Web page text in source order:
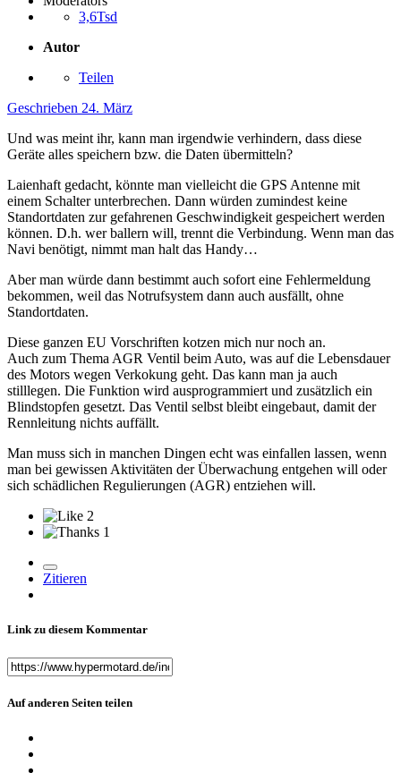
3,6Tsd
Autor
Teilen
Geschrieben 24. März
Und was meint ihr, kann man irgendwie verhindern, dass diese
Geräte alles speichern bzw. die Daten übermitteln?
Laienhaft gedacht, könnte man vielleicht die GPS Antenne mit
einem Schalter unterbrechen. Dann würden zumindest keine
Standortdaten zur gefahrenen Geschwindigkeit gespeichert werden
können. D.h. wer ballern will, trennt die Verbindung. Wenn man das
Navi benötigt, nimmt man halt das Handy…
Aber man würde dann bestimmt auch sofort eine Fehlermeldung
bekommen, weil das Notrufsystem dann auch ausfällt, ohne
Standortdaten.
Diese ganzen EU Vorschriften kotzen mich nur noch an.
Auch zum Thema AGR Ventil beim Auto, was auf die Lebensdauer
des Motors wegen Verkokung geht. Das kann man ja auch
stilllegen. Die Funktion wird ausprogrammiert und zusätzlich ein
Blindstopfen gesetzt. Das Ventil selbst bleibt eingebaut, damit der
Rennleitung nichts auffällt.
Man muss sich in manchen Dingen echt was einfallen lassen, wenn
man bei gewissen Aktivitäten der Überwachung entgehen will oder
sich schädlichen Regulierungen (AGR) entziehen will.
2
1
Zitieren
Link zu diesem Kommentar
Auf anderen Seiten teilen